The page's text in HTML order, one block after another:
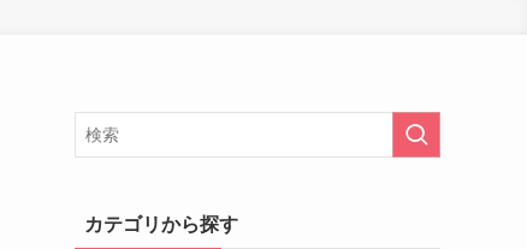
カテゴリから探す